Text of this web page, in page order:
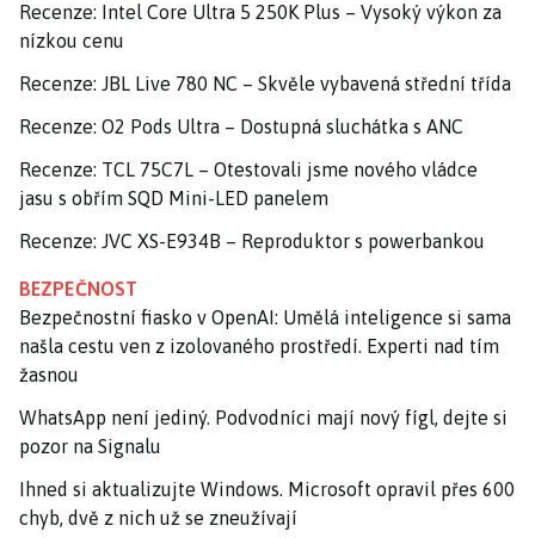
Recenze: Intel Core Ultra 5 250K Plus – Vysoký výkon za
nízkou cenu
Recenze: JBL Live 780 NC – Skvěle vybavená střední třída
Recenze: O2 Pods Ultra – Dostupná sluchátka s ANC
Recenze: TCL 75C7L – Otestovali jsme nového vládce
jasu s obřím SQD Mini-LED panelem
Recenze: JVC XS-E934B – Reproduktor s powerbankou
BEZPEČNOST
Bezpečnostní fiasko v OpenAI: Umělá inteligence si sama
našla cestu ven z izolovaného prostředí. Experti nad tím
žasnou
WhatsApp není jediný. Podvodníci mají nový fígl, dejte si
pozor na Signalu
Ihned si aktualizujte Windows. Microsoft opravil přes 600
chyb, dvě z nich už se zneužívají